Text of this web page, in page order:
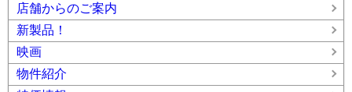
店舗からのご案内
新製品！
映画
物件紹介